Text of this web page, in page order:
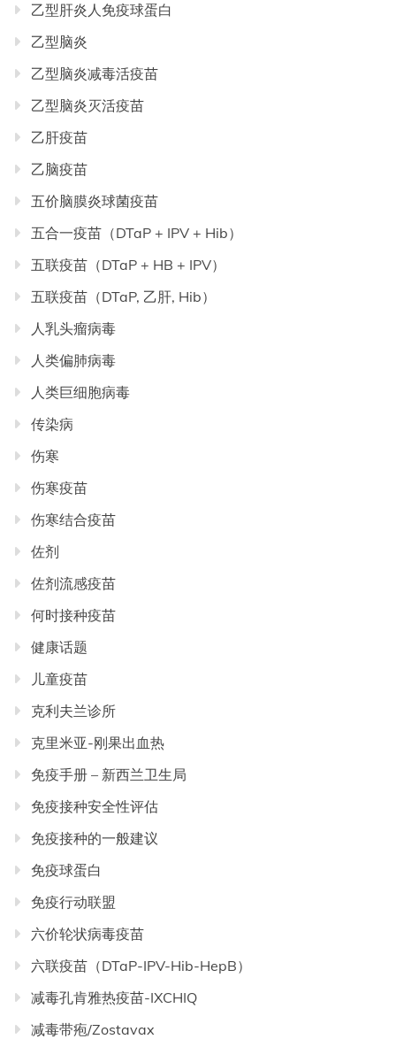
乙型肝炎人免疫球蛋白
乙型脑炎
乙型脑炎减毒活疫苗
乙型脑炎灭活疫苗
乙肝疫苗
乙脑疫苗
五价脑膜炎球菌疫苗
五合一疫苗（DTaP + IPV + Hib）
五联疫苗（DTaP + HB + IPV）
五联疫苗（DTaP, 乙肝, Hib）
人乳头瘤病毒
人类偏肺病毒
人类巨细胞病毒
传染病
伤寒
伤寒疫苗
伤寒结合疫苗
佐剂
佐剂流感疫苗
何时接种疫苗
健康话题
儿童疫苗
克利夫兰诊所
克里米亚-刚果出血热
免疫手册 – 新西兰卫生局
免疫接种安全性评估
免疫接种的一般建议
免疫球蛋白
免疫行动联盟
六价轮状病毒疫苗
六联疫苗（DTaP-IPV-Hib-HepB）
减毒孔肯雅热疫苗-IXCHIQ
减毒带疱/Zostavax